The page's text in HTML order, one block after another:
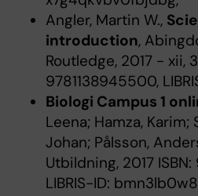
Angler, Martin W.,
introduction,
Routledge, 2017 - xii,
9781138945500,
Biologi Campus 1
Leena; Hamza, Karim;
Johan; Pålsson,
Utbildning, 2017
LIBRIS-ID: